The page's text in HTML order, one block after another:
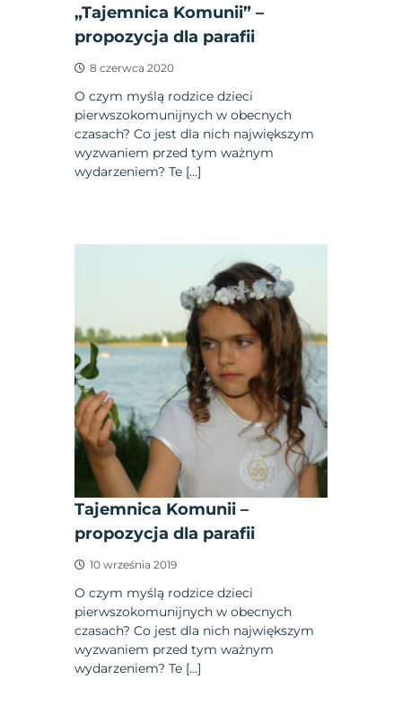
„Tajemnica Komunii” –
propozycja dla parafii
8 czerwca 2020
O czym myślą rodzice dzieci
pierwszokomunijnych w obecnych
czasach? Co jest dla nich największym
wyzwaniem przed tym ważnym
wydarzeniem? Te […]
Tajemnica Komunii –
propozycja dla parafii
10 września 2019
O czym myślą rodzice dzieci
pierwszokomunijnych w obecnych
czasach? Co jest dla nich największym
wyzwaniem przed tym ważnym
wydarzeniem? Te […]